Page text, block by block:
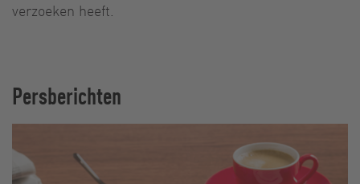
verzoeken heeft.
Persberichten